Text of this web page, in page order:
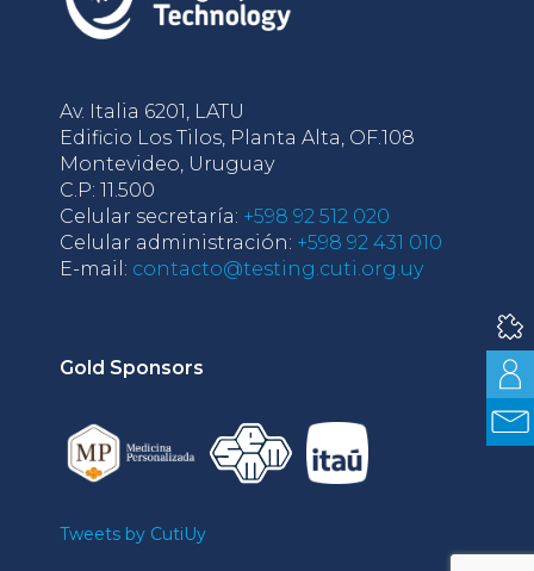
Av. Italia 6201, LATU
Edificio Los Tilos, Planta Alta, OF.108
Montevideo, Uruguay
C.P: 11.500
Celular secretaría: +598 92 512 020
Celular administración: +598 92 431 010
E-mail: contacto@testing.cuti.org.uy
Gold Sponsors
Tweets by CutiUy